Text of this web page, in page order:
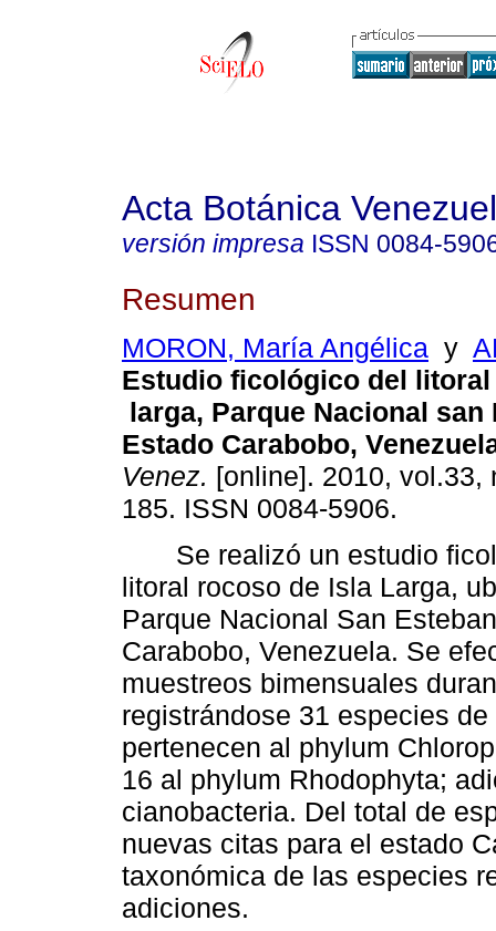
Acta Botánica
versión impresa ISSN 0084-
Resumen
MORON, María Angélica y
Estudio ficológico del
larga, Parque Nacional san
Estado Carabobo,
Venez. [online]. 2010, vol.33,
185. ISSN 0084-5906.
Se realizó un estudio
litoral rocoso de Isla Larga,
Parque Nacional San
Carabobo, Venezuela. Se
muestreos bimensuales
registrándose 31 especies
pertenecen al phylum
16 al phylum Rhodophyta;
cianobacteria. Del total de
nuevas citas para el estado
taxonómica de las especies
adiciones.